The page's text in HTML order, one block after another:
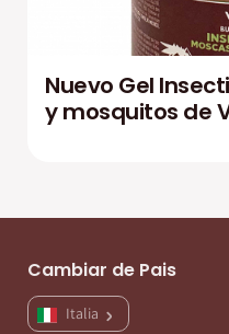
Nuevo Gel
y mosquitos de
Cambiar de Pais
Italia